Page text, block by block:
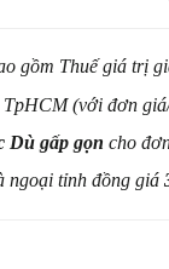
gồm Thuế giá trị
(với đơn
Dù gấp gọn cho
ngoại tỉnh đồng giá